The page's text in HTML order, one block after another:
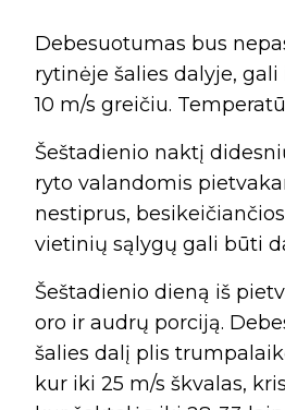
Debesuotumas bus
rytinėje šalies dalyje,
10 m/s greičiu.
Šeštadienio naktį
ryto valandomis
nestiprus,
vietinių sąlygų gali būti
Šeštadienio dieną iš
oro ir audrų porciją.
šalies dalį plis
kur iki 25 m/s škvalas, kris